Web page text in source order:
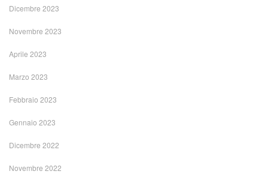
Dicembre 2023
Novembre 2023
Aprile 2023
Marzo 2023
Febbraio 2023
Gennaio 2023
Dicembre 2022
Novembre 2022